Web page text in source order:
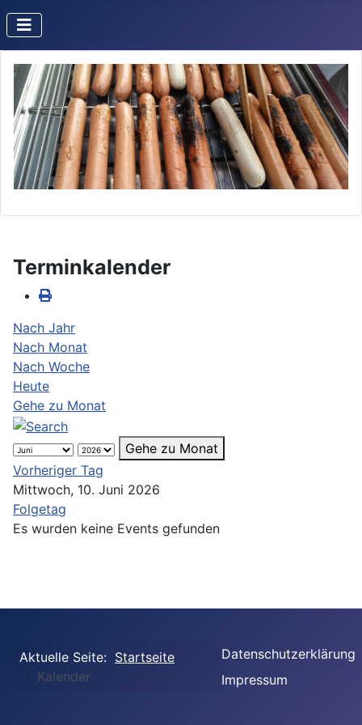
Terminkalender
Nach Jahr
Nach Monat
Nach Woche
Heute
Gehe zu Monat
Gehe zu Monat
Vorheriger Tag
Mittwoch, 10. Juni 2026
Folgetag
Es wurden keine Events gefunden
Aktuelle Seite: Startseite
Kalender
Datenschutzerklärung
Impressum